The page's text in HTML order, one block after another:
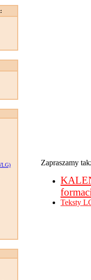
Zapraszamy
Teksty